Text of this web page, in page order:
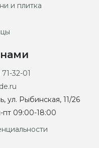
и плитка
32-01
ул. Рыбинская, 11/26
пт 09:00-18:00